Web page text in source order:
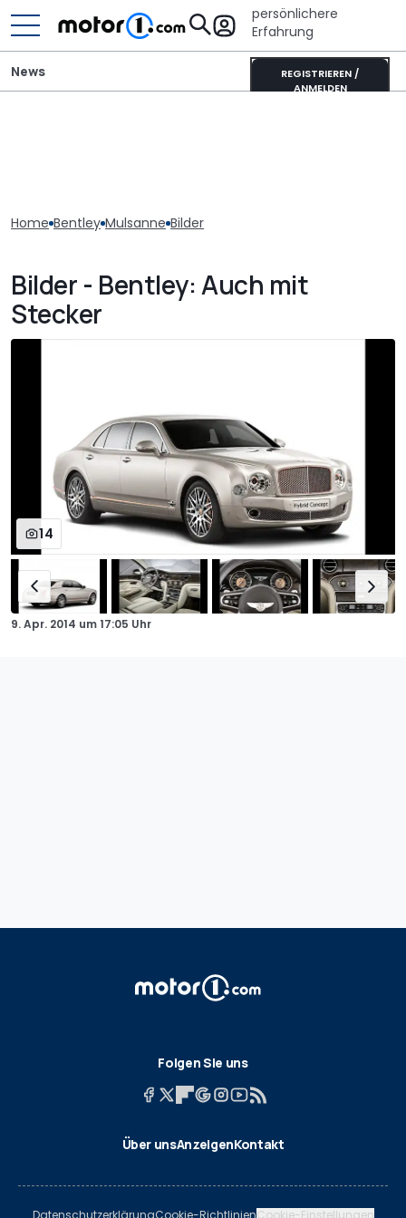
persönlichere
Erfahrung
REGISTRIEREN /
ANMELDEN
News
Home Bentley Mulsanne Bilder
Bilder - Bentley: Auch mit
Stecker
14
9. Apr. 2014 um17:05 Uhr
Folgen Sie uns
Über unsAnzeigenKontakt